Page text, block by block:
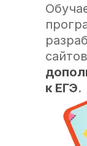
к ЕГЭ.